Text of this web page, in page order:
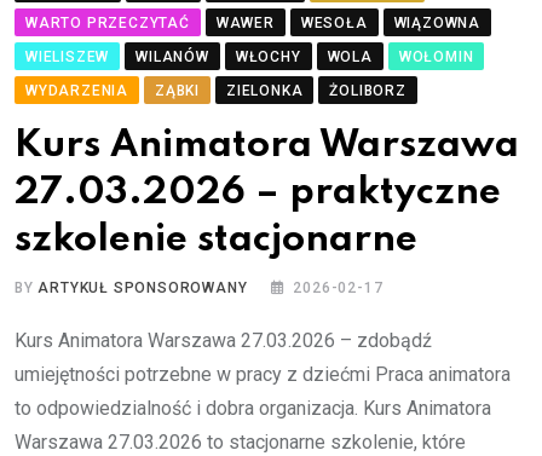
WARTO PRZECZYTAĆ
WAWER WESOŁA
WIĄZOWNA
WIELISZEW
WILANÓW WŁOCHY WOLA
WOŁOMIN
WYDARZENIA
ZĄBKI ZIELONKA ŻOLIBORZ
Kurs Animatora Warszawa
27.03.2026 – praktyczne
szkolenie stacjonarne
BYARTYKUŁ SPONSOROWANY 2026-02-17
Kurs Animatora Warszawa 27.03.2026 – zdobądź
umiejętności potrzebne w pracy z dziećmi Praca animatora
to odpowiedzialność i dobra organizacja. Kurs Animatora
Warszawa 27.03.2026 to stacjonarne szkolenie, które